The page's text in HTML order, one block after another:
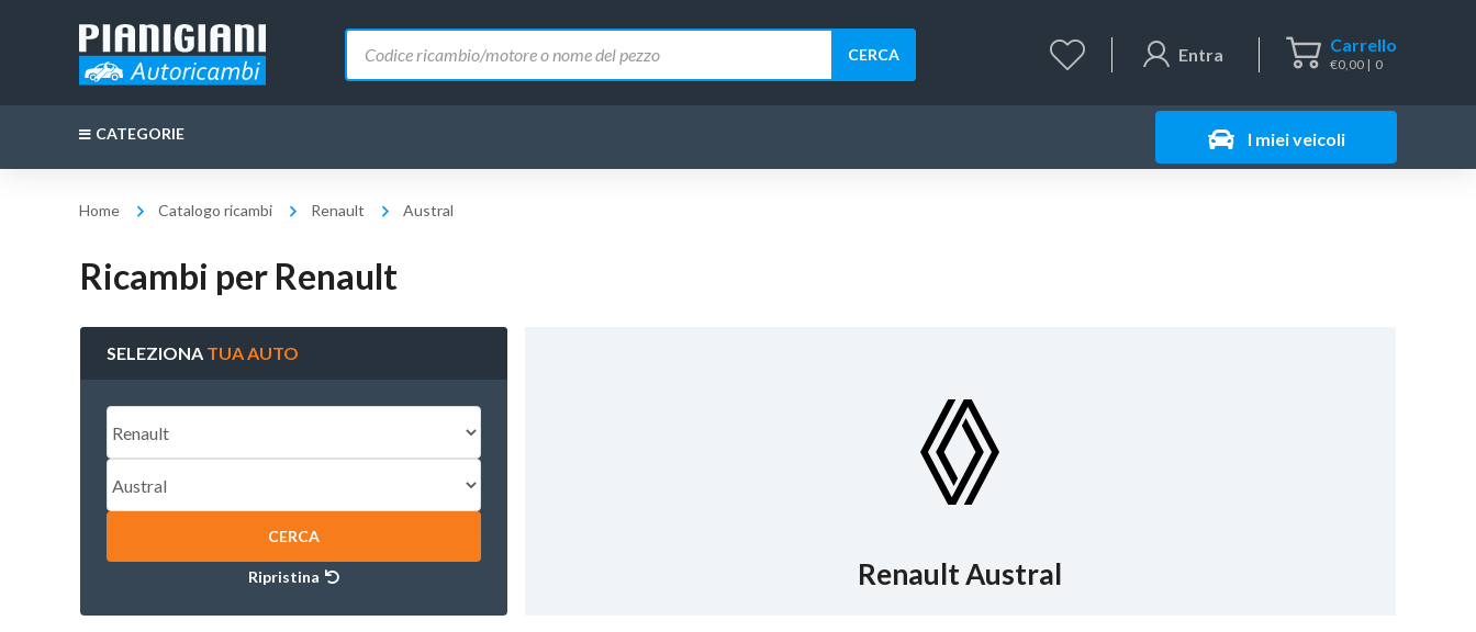
Carrello
€0,00 0
Entra
prodotti
CERCA
I miei veicoli
CATEGORIE
Home Catalogo ricambi Renault Austral
Ricambi per Renault
SELEZIONA TUA AUTO
CERCA
Ripristina Renault Austral